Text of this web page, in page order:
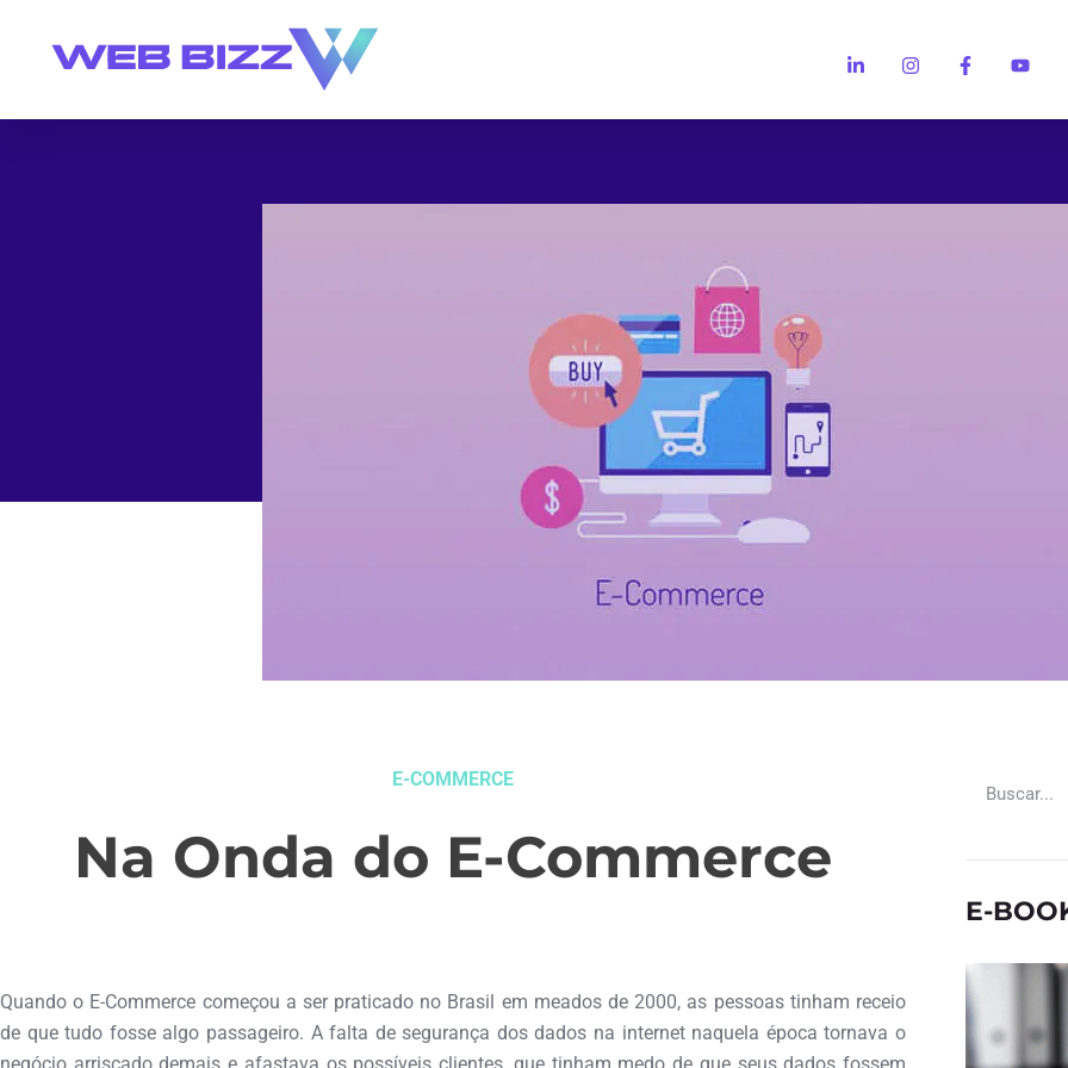
E-COMMERCE
Na Onda do E-Commerce
Quando o E-Commerce começou a ser praticado no Brasil em meados de 2000, as pessoas tinham receio
de que tudo fosse algo passageiro. A falta de segurança dos dados na internet naquela época tornava o
E-